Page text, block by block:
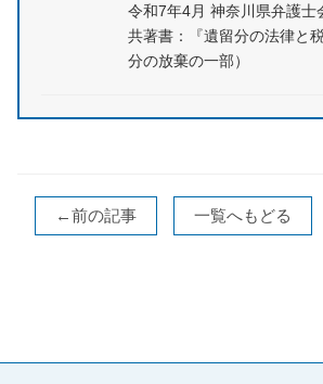
令和7年4月 神奈川県弁護士
共著書：『遺留分の法律と
分の放棄の一部）
←前の記事 一覧へもどる